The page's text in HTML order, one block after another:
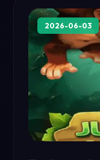
2026-06-03